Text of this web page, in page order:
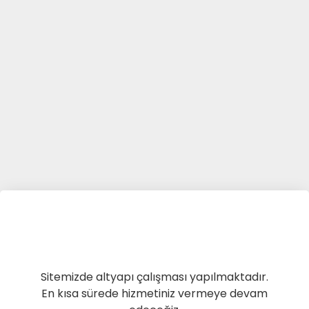
Sitemizde altyapı çalışması yapılmaktadır.
En kısa sürede hizmetiniz vermeye devam